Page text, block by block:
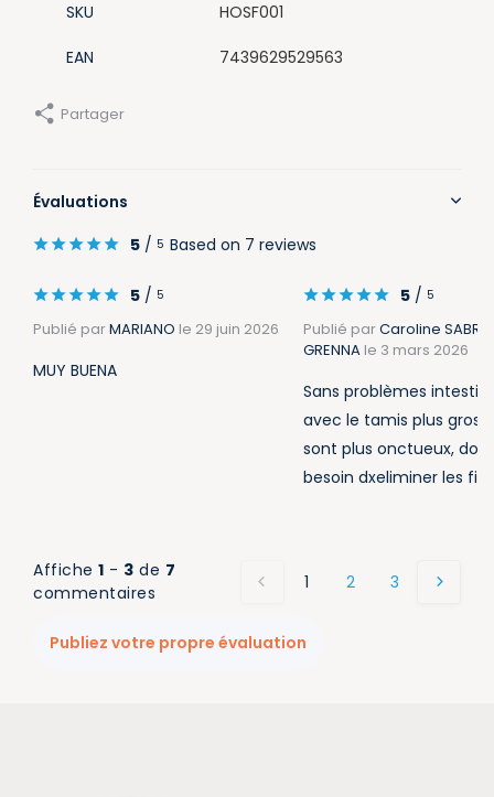
SKU HOSF001
EAN 7439629529563
Partager
Évaluations
5 / 5 Based on 7 reviews
5 / 5
Publié parMARIANO le 29 juin 2026
MUY BUENA
5 / 5
Publié parCaroline
GRENNA le 3 mars 2026
Sans problèmes
avec le tamis plus gros,
sont plus onctueux,
besoin dxeliminer les
Affiche 1 - 3 de 7
commentaires
1 2 3
Publiez votre propre évaluation